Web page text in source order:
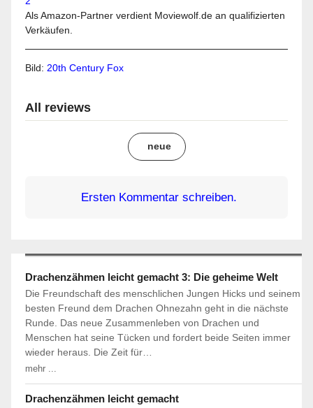
Als Amazon-Partner verdient Moviewolf.de an qualifizierten
Verkäufen.
Bild: 20th Century Fox
All reviews
neue
Ersten Kommentar schreiben.
Drachenzähmen leicht gemacht 3: Die geheime Welt
Die Freundschaft des menschlichen Jungen Hicks und seinem
besten Freund dem Drachen Ohnezahn geht in die nächste
Runde. Das neue Zusammenleben von Drachen und
Menschen hat seine Tücken und fordert beide Seiten immer
wieder heraus. Die Zeit für…
mehr ...
Drachenzähmen leicht gemacht